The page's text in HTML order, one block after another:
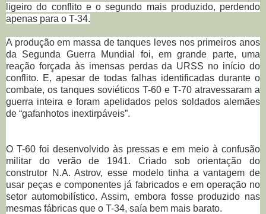
ligeiro do conflito e o segundo mais produzido, perdendo
apenas para o T-34.
A produção em massa de tanques leves nos primeiros anos
da Segunda Guerra Mundial foi, em grande parte, uma
reação forçada às imensas perdas da URSS no início do
conflito. E, apesar de todas falhas identificadas durante o
combate, os tanques soviéticos T-60 e T-70 atravessaram a
guerra inteira e foram apelidados pelos soldados alemães
de “gafanhotos inextirpáveis”.
O T-60 foi desenvolvido às pressas e em meio à confusão
militar do verão de 1941. Criado sob orientação do
construtor N.A. Astrov, esse modelo tinha a vantagem de
usar peças e componentes já fabricados e em operação no
setor automobilístico. Assim, embora fosse produzido nas
mesmas fábricas que o T-34, saía bem mais barato.